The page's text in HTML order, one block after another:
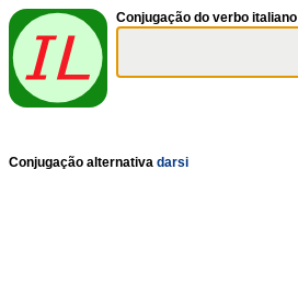
Conjugação do verbo italiano
Conjugação alternativa darsi